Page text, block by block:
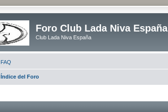
Foro Club Lada Niva España
Club Lada Niva España
FAQ
Índice del Foro